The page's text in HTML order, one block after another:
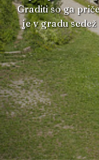
Graditi so ga
je v gradu